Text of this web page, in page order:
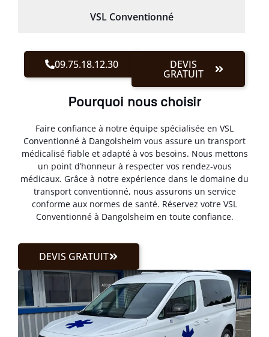
VSL Conventionné
09.75.18.12.30 DEVIS
GRATUIT
Pourquoi nous choisir
Faire confiance à notre équipe spécialisée en VSL
Conventionné à Dangolsheim vous assure un transport
médicalisé fiable et adapté à vos besoins. Nous mettons
un point d’honneur à respecter vos rendez-vous
médicaux. Grâce à notre expérience dans le domaine du
transport conventionné, nous assurons un service
conforme aux normes de santé. Réservez votre VSL
Conventionné à Dangolsheim en toute confiance.
DEVIS GRATUIT